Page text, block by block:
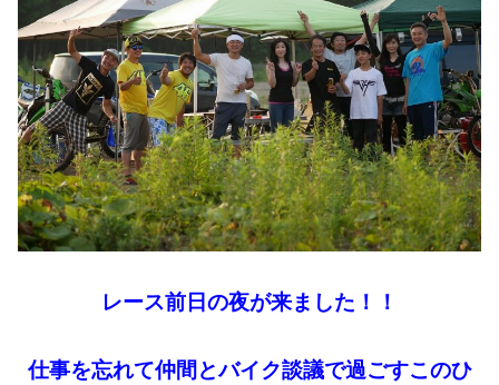
レース前日の夜が来ました！！
仕事を忘れて仲間とバイク談議で過ごすこのひ